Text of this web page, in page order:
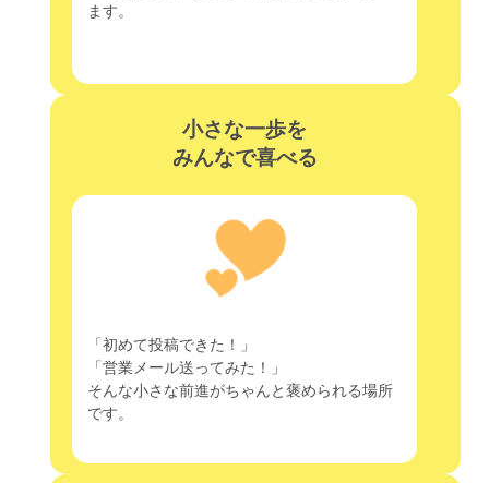
ます。
小さな一歩を
みんなで喜べる
「初めて投稿できた！」
「営業メール送ってみた！」
そんな小さな前進がちゃんと褒められる場所
です。